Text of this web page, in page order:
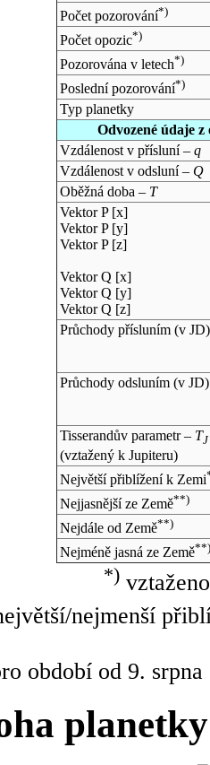
Počet pozorování*)
Počet opozic*)
Pozorována v letech*)
Poslední pozorování*)
Typ planetky
Odvozené údaje
Vzdálenost v přísluní – q
Vzdálenost v odsluní – Q
Oběžná doba – T
Vektor P [x]
Vektor P [y]
Vektor P [z]
Vektor Q [x]
Vektor Q [y]
Vektor Q [z]
Průchody přísluním (v JD)
Průchody odsluním (v JD)
Tisserandův parametr – TJ
(vztažený k Jupiteru)
Největší přiblížení k Zemi
Nejjasnější ze Země**)
Nejdále od Země**)
Nejméně jasná ze Země**)
*)
nejmenší
období od 9.